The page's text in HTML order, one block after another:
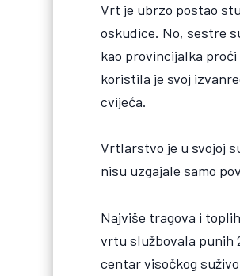
Vrt je ubrzo postao
oskudice. No, sestre
kao provincijalka
koristila je svoj
cvijeća.
Vrtlarstvo je u svojoj
nisu uzgajale samo
Najviše tragova i
vrtu službovala punih
centar visočkog